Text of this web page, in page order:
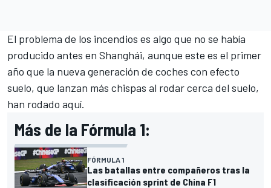
El problema de los incendios es algo que no se había
producido antes en Shanghái, aunque este es el primer
año que la nueva generación de coches con efecto
suelo, que lanzan más chispas al rodar cerca del suelo,
han rodado aquí.
Más de la Fórmula 1:
FÓRMULA 1
Las batallas entre compañeros tras la
clasificación sprint de China F1